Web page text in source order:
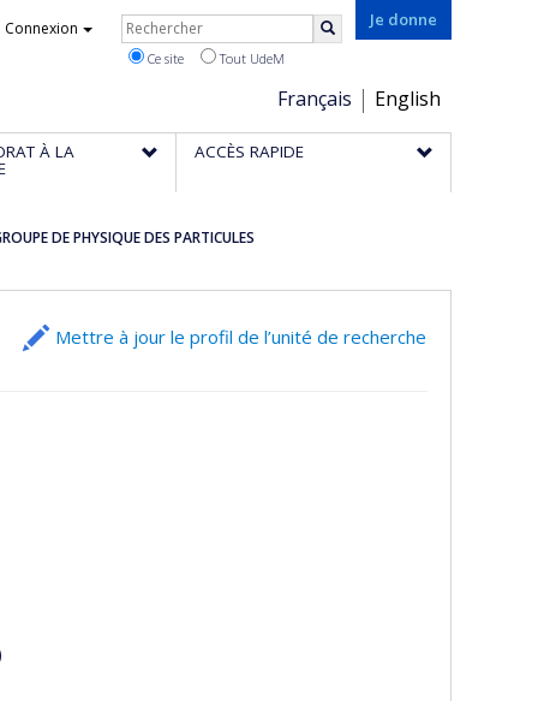
Je donne
Choix
de
la
Français English
Connexion Rechercher
Ce site Tout UdeM
À LA ACCÈS RAPIDE
DE PHYSIQUE DES PARTICULES
Mettre à jour le profil de l’unité de recherche